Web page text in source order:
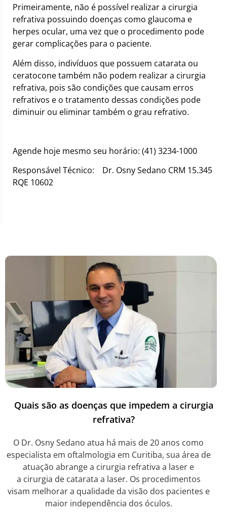
Primeiramente, não é possível realizar a cirurgia
refrativa possuindo doenças como glaucoma e
herpes ocular, uma vez que o procedimento pode
gerar complicações para o paciente.
Além disso, indivíduos que possuem catarata ou
ceratocone também não podem realizar a cirurgia
refrativa, pois são condições que causam erros
refrativos e o tratamento dessas condições pode
diminuir ou eliminar também o grau refrativo.
Agende hoje mesmo seu horário: (41) 3234-1000⠀ ⠀
Responsável Técnico:⠀ Dr. Osny Sedano CRM 15.345
RQE 10602⠀
Quais são as doenças que impedem a cirurgia
refrativa?
O Dr. Osny Sedano atua há mais de 20 anos como
especialista em oftalmologia em Curitiba, sua área de
atuação abrange a cirurgia refrativa a laser e
a cirurgia de catarata a laser. Os procedimentos
visam melhorar a qualidade da visão dos pacientes e
maior independência dos óculos.